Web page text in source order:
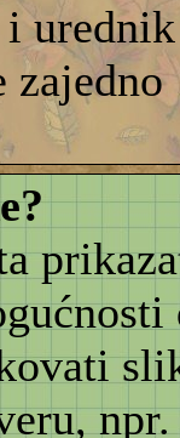
zajedno